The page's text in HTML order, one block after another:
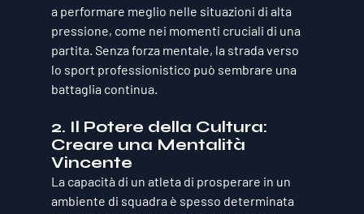
a performare meglio nelle situazioni di alta
pressione, come nei momenti cruciali di una
partita. Senza forza mentale, la strada verso
lo sport professionistico può sembrare una
battaglia continua.
2. Il Potere della Cultura:
Creare una Mentalità
Vincente
La capacità di un atleta di prosperare in un
ambiente di squadra è spesso determinata